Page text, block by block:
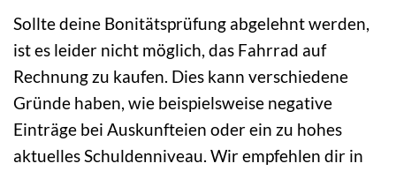
Sollte deine Bonitätsprüfung abgelehnt werden,
ist es leider nicht möglich, das Fahrrad auf
Rechnung zu kaufen. Dies kann verschiedene
Gründe haben, wie beispielsweise negative
Einträge bei Auskunfteien oder ein zu hohes
aktuelles Schuldenniveau. Wir empfehlen dir in